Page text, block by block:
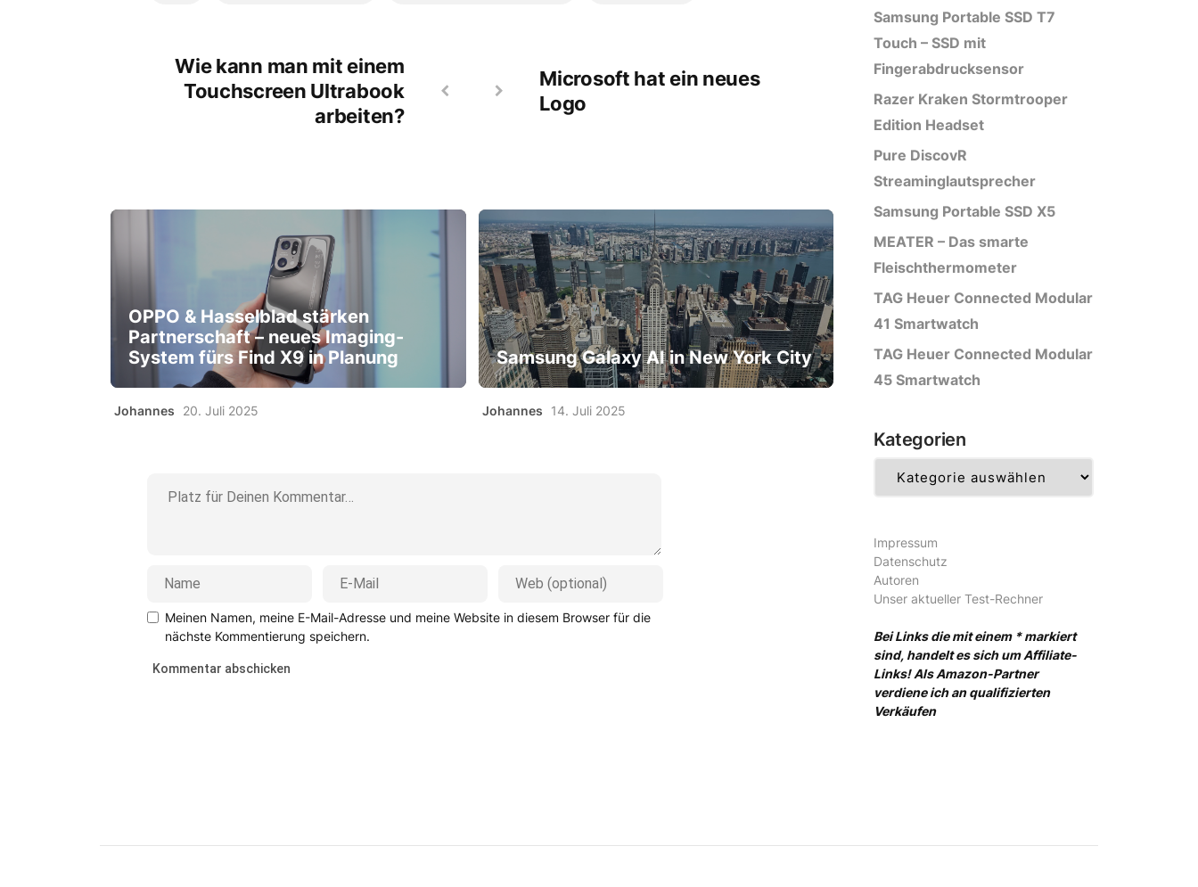
Wie kann man mit einem
Touchscreen Ultrabook
arbeiten?
Microsoft hat ein neues
Logo
OPPO & Hasselblad stärken
Partnerschaft – neues Imaging-
System fürs Find X9 in Planung
Johannes 20. Juli 2025
Samsung Galaxy AI in New York City
Johannes 14. Juli 2025
Meinen Namen, meine E-Mail-Adresse und meine Website in diesem Browser für die
nächste Kommentierung speichern.
Samsung Portable SSD T7
Touch – SSD mit
Fingerabdrucksensor
Razer Kraken Stormtrooper
Edition Headset
Pure DiscovR
Streaminglautsprecher
Samsung Portable SSD X5
MEATER – Das smarte
Fleischthermometer
TAG Heuer Connected Modular
41 Smartwatch
TAG Heuer Connected Modular
45 Smartwatch
Kategorien
Impressum
Datenschutz
Autoren
Unser aktueller Test-Rechner
Bei Links die mit einem * markiert
sind, handelt es sich um Affiliate-
Links! Als Amazon-Partner
verdiene ich an qualifizierten
Verkäufen